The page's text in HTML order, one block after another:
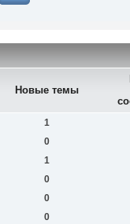
Новые темы
1
0
1
0
0
0